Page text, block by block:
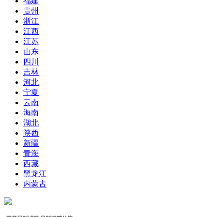
贵州
浙江
江西
江苏
山东
四川
吉林
河北
宁夏
云南
海南
湖北
陕西
新疆
青海
西藏
黑龙江
内蒙古